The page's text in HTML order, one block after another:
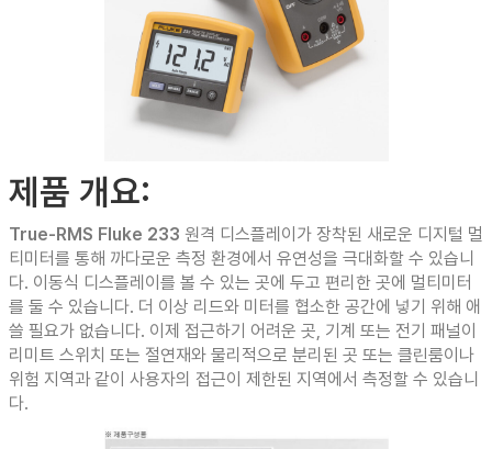
제품 개요:
True-RMS Fluke 233 원격 디스플레이가 장착된 새로운 디지털 멀
티미터를 통해 까다로운 측정 환경에서 유연성을 극대화할 수 있습니
다. 이동식 디스플레이를 볼 수 있는 곳에 두고 편리한 곳에 멀티미터
를 둘 수 있습니다. 더 이상 리드와 미터를 협소한 공간에 넣기 위해 애
쓸 필요가 없습니다. 이제 접근하기 어려운 곳, 기계 또는 전기 패널이
리미트 스위치 또는 절연재와 물리적으로 분리된 곳 또는 클린룸이나
위험 지역과 같이 사용자의 접근이 제한된 지역에서 측정할 수 있습니
다.